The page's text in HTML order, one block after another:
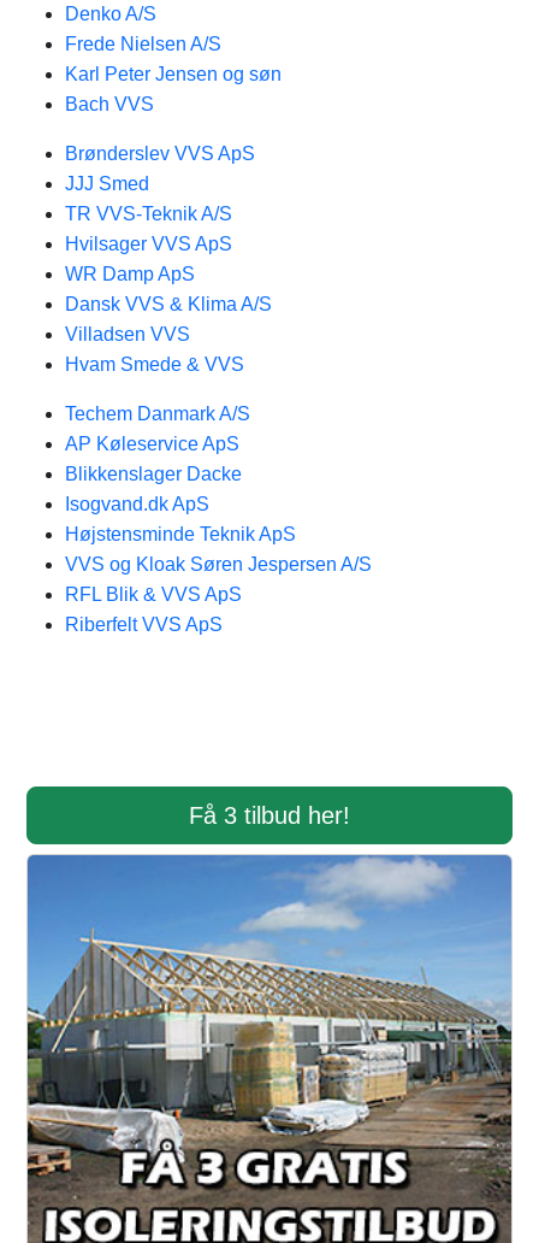
Denko A/S
Frede Nielsen A/S
Karl Peter Jensen og søn
Bach VVS
Brønderslev VVS ApS
JJJ Smed
TR VVS-Teknik A/S
Hvilsager VVS ApS
WR Damp ApS
Dansk VVS & Klima A/S
Villadsen VVS
Hvam Smede & VVS
Techem Danmark A/S
AP Køleservice ApS
Blikkenslager Dacke
Isogvand.dk ApS
Højstensminde Teknik ApS
VVS og Kloak Søren Jespersen A/S
RFL Blik & VVS ApS
Riberfelt VVS ApS
Få 3 tilbud her!